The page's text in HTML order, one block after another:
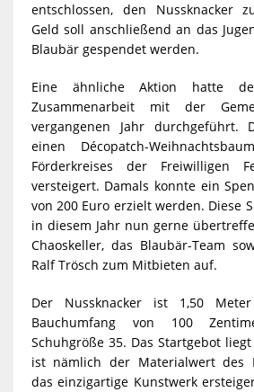
entschlossen, den Nussknacker
Geld soll anschließend an das
Blaubär gespendet werden.
Eine ähnliche Aktion hatte
Zusammenarbeit mit der
vergangenen Jahr durchgeführt.
einen Décopatch-
Förderkreises der Freiwilligen
versteigert. Damals konnte ein
von 200 Euro erzielt werden. Diese
in diesem Jahr nun gerne
Chaoskeller, das Blaubär-Team
Ralf Trösch zum Mitbieten auf.
Der Nussknacker ist 1,50
Bauchumfang von 100
Schuhgröße 35. Das Startgebot
ist nämlich der Materialwert des
das einzigartige Kunstwerk